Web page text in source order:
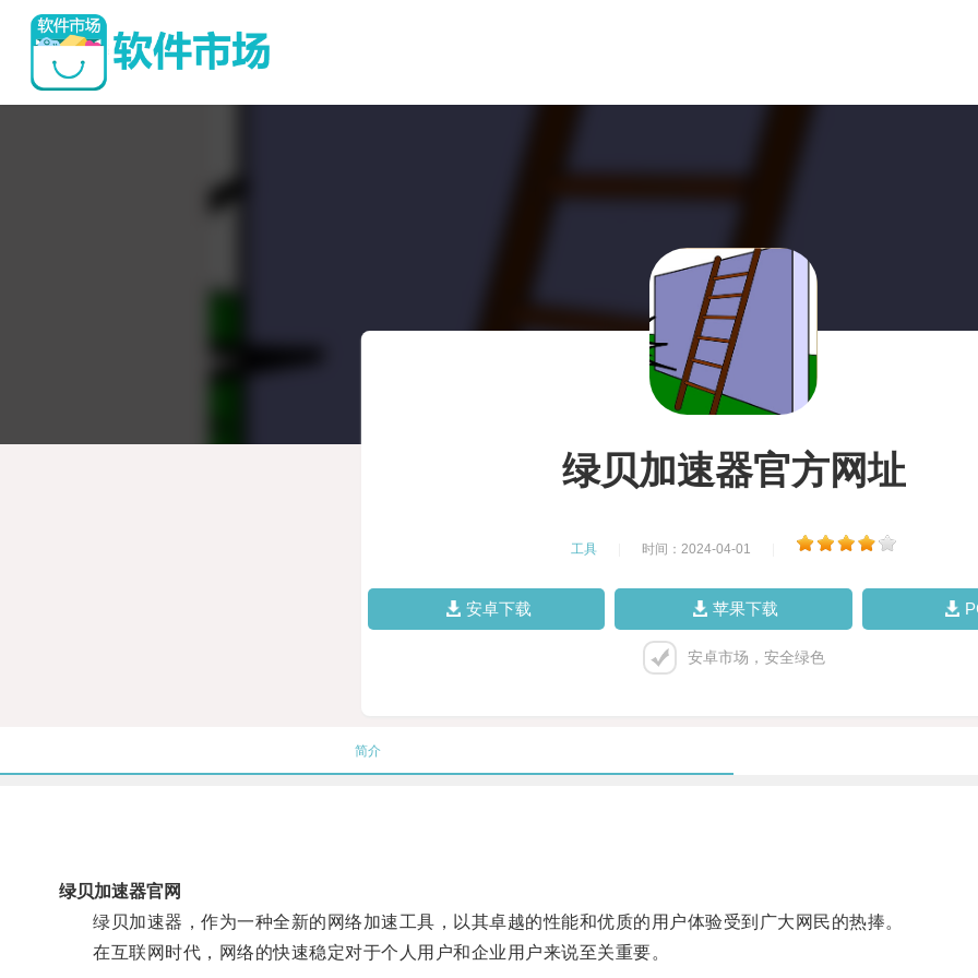
绿贝加速器官方网址
工具 时间：2024-04-01
安卓下载 苹果下载
安卓市场，安全绿色
简介
绿贝加速器官网
绿贝加速器，作为一种全新的网络加速工具，以其卓越的性能和优质的用户体验受到广大网民的热捧。
在互联网时代，网络的快速稳定对于个人用户和企业用户来说至关重要。